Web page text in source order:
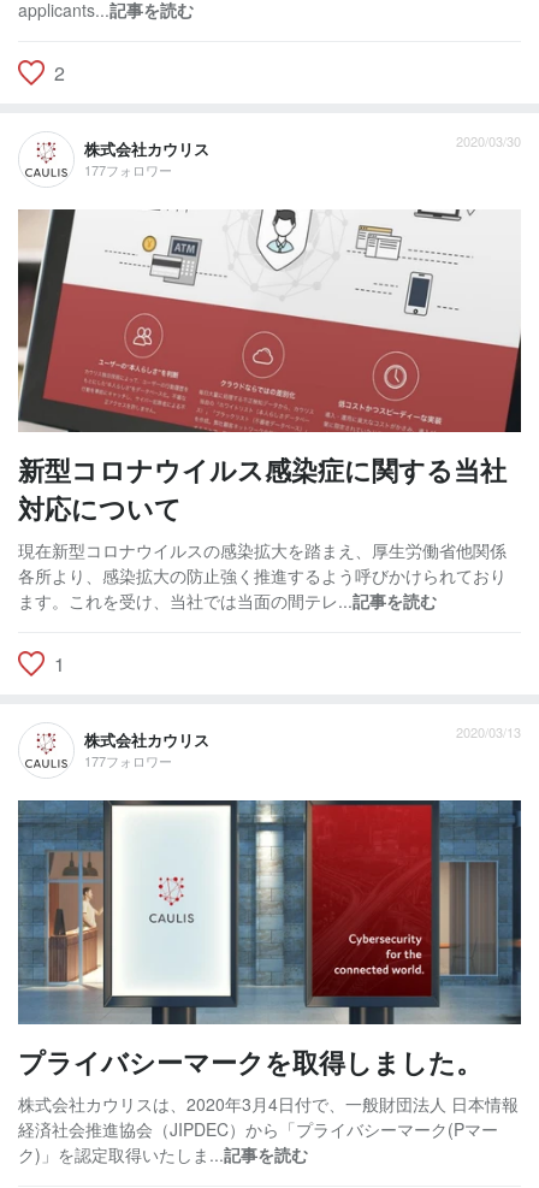
applicants...記事を読む
2
株式会社カウリス
177フォロワー
2020/03/30
新型コロナウイルス感染症に関する当社
対応について
現在新型コロナウイルスの感染拡大を踏まえ、厚生労働省他関係
各所より、感染拡大の防止強く推進するよう呼びかけられており
ます。これを受け、当社では当面の間テレ...記事を読む
1
株式会社カウリス
177フォロワー
2020/03/13
プライバシーマークを取得しました。
株式会社カウリスは、2020年3月4日付で、一般財団法人 日本情報
経済社会推進協会（JIPDEC）から「プライバシーマーク(Pマー
ク)」を認定取得いたしま...記事を読む